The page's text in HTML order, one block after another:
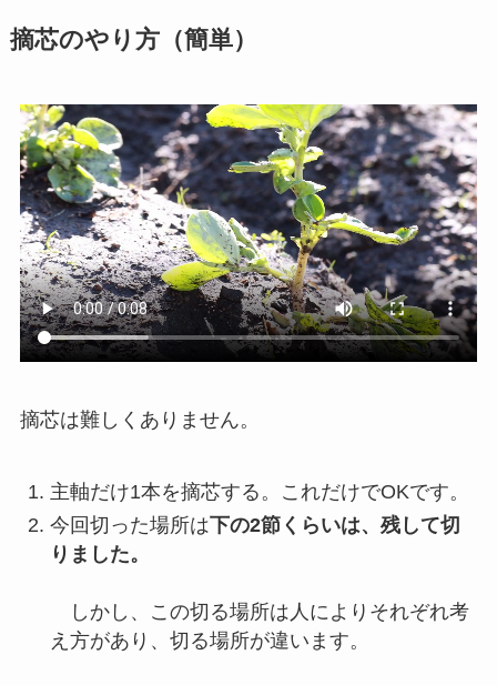
摘芯のやり方（簡単）
摘芯は難しくありません。
主軸だけ1本を摘芯する。これだけでOKです。
今回切った場所は下の2節くらいは、残して切
りました。
しかし、この切る場所は人によりそれぞれ考
え方があり、切る場所が違います。